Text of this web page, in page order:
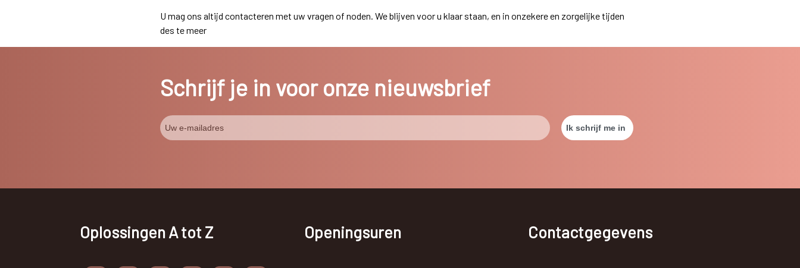
U mag ons altijd contacteren met uw vragen of noden. We blijven voor u klaar staan, en in onzekere en zorgelijke tijden
des te meer
Schrijf je in voor onze nieuwsbrief
Oplossingen A tot Z Openingsuren Contactgegevens